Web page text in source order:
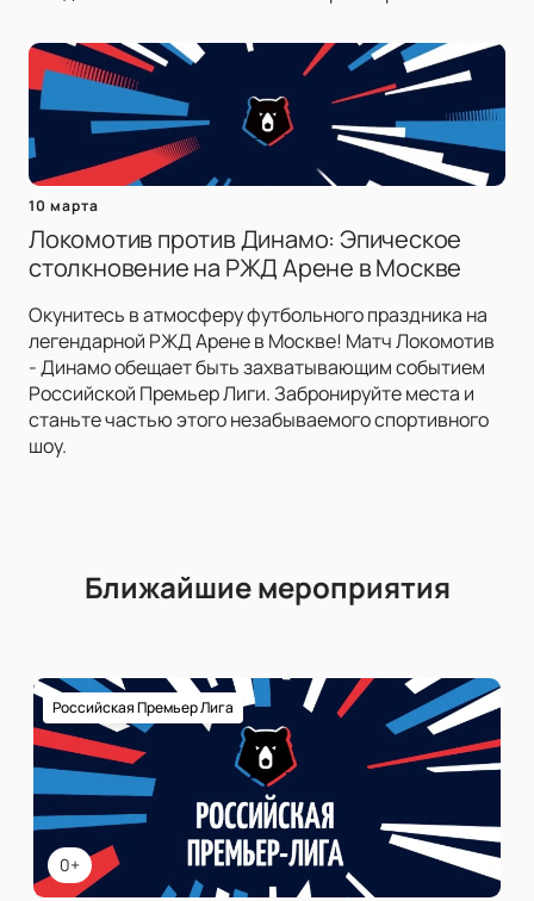
10 марта
Локомотив против Динамо: Эпическое
столкновение на РЖД Арене в Москве
Окунитесь в атмосферу футбольного праздника на
легендарной РЖД Арене в Москве! Матч Локомотив
- Динамо обещает быть захватывающим событием
Российской Премьер Лиги. Забронируйте места и
станьте частью этого незабываемого спортивного
шоу.
Ближайшие мероприятия
0+
Российская Премьер Лига